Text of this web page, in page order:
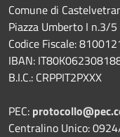
Comune di
Piazza Umberto I n.3/
Codice Fiscale:
IBAN:
B.I.C.: CRPPIT2PXXX
PEC:
Centralino Unico: